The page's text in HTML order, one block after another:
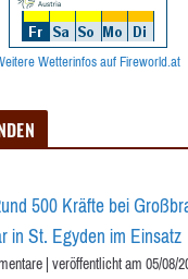
Wetterinfos auf Fireworld.at
500 Kräfte bei
in St. Egyden im Einsatz
|veröffentlicht am 05/08/